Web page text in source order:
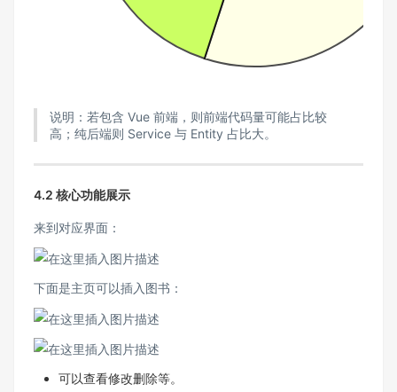
说明：若包含 Vue 前端，则前端代码量可能占比较
高；纯后端则 Service 与 Entity 占比大。
4.2 核心功能展示
来到对应界面：
下面是主页可以插入图书：
可以查看修改删除等。